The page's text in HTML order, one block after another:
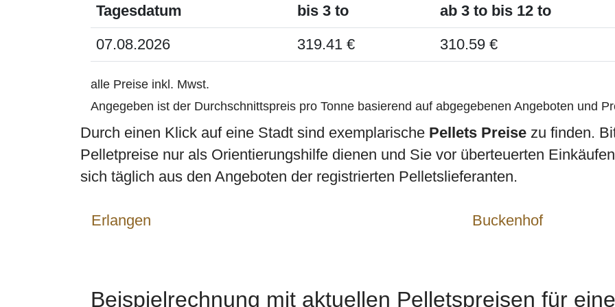
Tagesdatum bis 3 to
ab 3 to bis 12 to
07.08.2026
319.41 € 310.59 €
alle Preise inkl. Mwst.
Angegeben ist der Durchschnittspreis pro Tonne basierend auf abgegebenen Angeboten und
Durch einen Klick auf eine Stadt sind exemplarische Pellets Preise zu finden.
Pelletpreise nur als Orientierungshilfe dienen und Sie vor überteuerten
sich täglich aus den Angeboten der registrierten Pelletslieferanten.
Erlangen Buckenhof
Beispielrechnung mit aktuellen Pelletspreisen für